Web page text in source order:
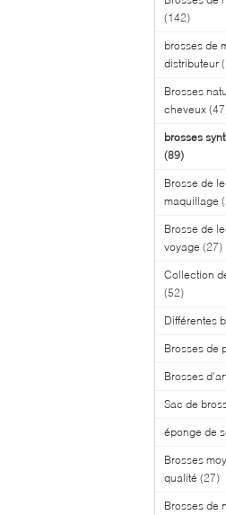
(142)
brosses de
distributeur
Brosses
cheveux
brosses
(89)
Brosse de
maquillage
Brosse de
voyage (27)
Collection
(52)
Différentes
Brosses de
Brosses
Sac de
éponge de
Brosses
qualité (27)
Brosses de